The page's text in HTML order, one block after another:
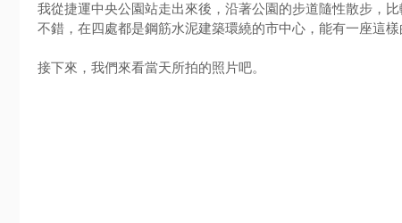
我從捷運中央公園站走出來後，沿著公園的步道隨性散步，
不錯，在四處都是鋼筋水泥建築環繞的市中心，能有一座這
接下來，我們來看當天所拍的照片吧。